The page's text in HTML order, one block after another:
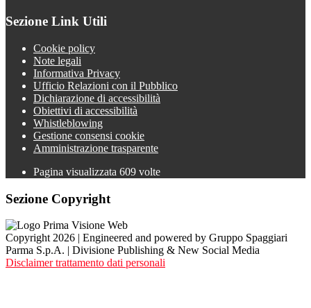
Sezione Link Utili
Cookie policy
Note legali
Informativa Privacy
Ufficio Relazioni con il Pubblico
Dichiarazione di accessibilità
Obiettivi di accessibilità
Whistleblowing
Gestione consensi cookie
Amministrazione trasparente
Pagina visualizzata 609 volte
Sezione Copyright
Copyright 2026 | Engineered and powered by Gruppo Spaggiari
Parma S.p.A. | Divisione Publishing & New Social Media
Disclaimer trattamento dati personali